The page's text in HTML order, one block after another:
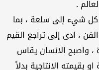
.
كل شيء إلى سلعة ، بما
، ادى إلى تراجع القيم
، واصبح الانسان يقاس
بقيمته الانتاجية بدلاً